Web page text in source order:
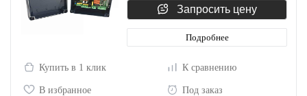
Запросить цену
Подробнее
Купить в 1 клик К сравнению
В избранное Под заказ